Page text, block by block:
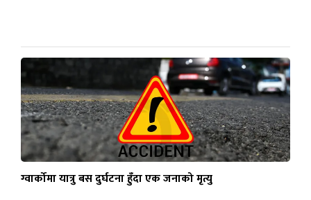
ग्वार्कोमा यात्रु बस दुर्घटना हुँदा एक जनाको मृत्यु